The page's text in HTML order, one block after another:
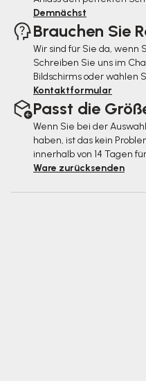
Demnächst
Brauchen Sie
Wir sind für Sie da, wenn
Schreiben Sie uns im
Bildschirms oder wählen
Kontaktformular
Passt die
Wenn Sie bei der
haben, ist das kein
innerhalb von 14 Tagen
Ware zurücksenden